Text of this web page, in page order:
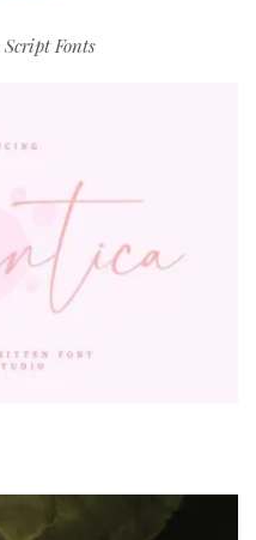
Script Fonts